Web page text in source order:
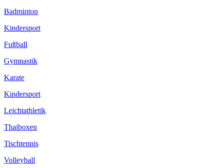
Badminton
Kindersport
Fußball
Gymnastik
Karate
Kindersport
Leichtathletik
Thaiboxen
Tischtennis
Volleyball